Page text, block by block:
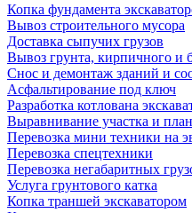
Копка фундамента
Вывоз строительного мусора
Доставка сыпучих грузов
Вывоз грунта, кирпичного и
Снос и демонтаж зданий и
Асфальтирование под ключ
Разработка котлована
Выравнивание участка и
Перевозка мини техники на
Перевозка спецтехники
Перевозка негабаритных
Услуга грунтового катка
Копка траншей экскаватором